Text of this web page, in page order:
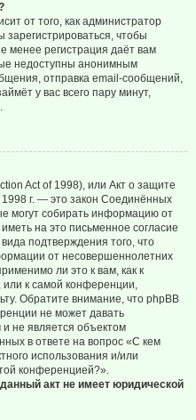
от того, как администратор
чтобы
менее регистрация даёт вам
недоступны анонимным
отправка email-сообщений,
у вас всего пару минут,
Act of 1998), или Акт о защите
г. — это закон Соединённых
могут собирать информацию от
на это письменное согласие
подтверждения того, что
от несовершеннолетних
ли это к вам, как к
к самой конференции,
Обратите внимание, что phpBB
не может давать
не является объектом
в ответе на вопрос «С кем
использования и/или
конференцией?».
акт не имеет юридической